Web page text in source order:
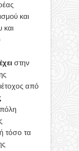
και
και
στην
από
πόλη
τόσο τα